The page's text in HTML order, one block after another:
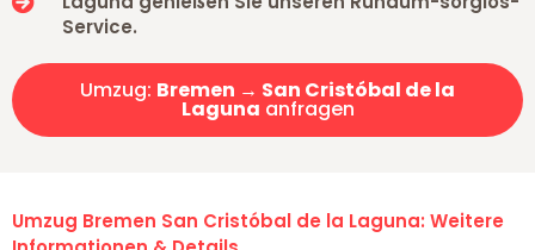
Service.
Umzug: Bremen → San Cristóbal de la
Laguna anfragen
Umzug Bremen San Cristóbal de la Laguna: Weitere